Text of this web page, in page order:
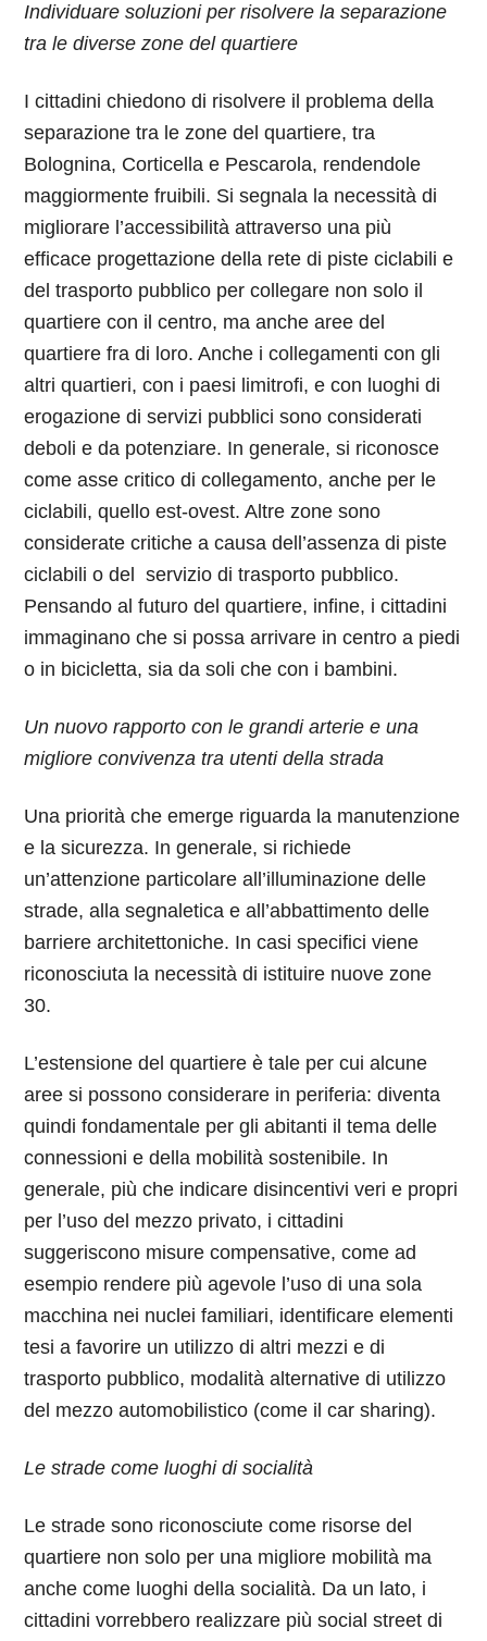
Individuare soluzioni per risolvere la separazione
tra le diverse zone del quartiere
I cittadini chiedono di risolvere il problema della
separazione tra le zone del quartiere, tra
Bolognina, Corticella e Pescarola, rendendole
maggiormente fruibili. Si segnala la necessità di
migliorare l’accessibilità attraverso una più
efficace progettazione della rete di piste ciclabili e
del trasporto pubblico per collegare non solo il
quartiere con il centro, ma anche aree del
quartiere fra di loro. Anche i collegamenti con gli
altri quartieri, con i paesi limitrofi, e con luoghi di
erogazione di servizi pubblici sono considerati
deboli e da potenziare. In generale, si riconosce
come asse critico di collegamento, anche per le
ciclabili, quello est-ovest. Altre zone sono
considerate critiche a causa dell’assenza di piste
ciclabili o del servizio di trasporto pubblico.
Pensando al futuro del quartiere, infine, i cittadini
immaginano che si possa arrivare in centro a piedi
o in bicicletta, sia da soli che con i bambini.
Un nuovo rapporto con le grandi arterie e una
migliore convivenza tra utenti della strada
Una priorità che emerge riguarda la manutenzione
e la sicurezza. In generale, si richiede
un’attenzione particolare all’illuminazione delle
strade, alla segnaletica e all’abbattimento delle
barriere architettoniche. In casi specifici viene
riconosciuta la necessità di istituire nuove zone
30.
L’estensione del quartiere è tale per cui alcune
aree si possono considerare in periferia: diventa
quindi fondamentale per gli abitanti il tema delle
connessioni e della mobilità sostenibile. In
generale, più che indicare disincentivi veri e propri
per l’uso del mezzo privato, i cittadini
suggeriscono misure compensative, come ad
esempio rendere più agevole l’uso di una sola
macchina nei nuclei familiari, identificare elementi
tesi a favorire un utilizzo di altri mezzi e di
trasporto pubblico, modalità alternative di utilizzo
del mezzo automobilistico (come il car sharing).
Le strade come luoghi di socialità
Le strade sono riconosciute come risorse del
quartiere non solo per una migliore mobilità ma
anche come luoghi della socialità. Da un lato, i
cittadini vorrebbero realizzare più social street di